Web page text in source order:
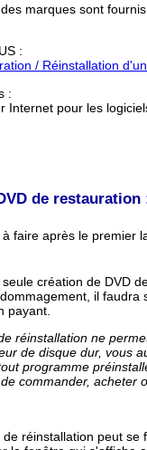
marques sont
:
/ Réinstallation
:
Internet pour les
de restauration
faire après le premier
création de DVD
il
payant.
réinstallation ne
de disque dur, vous
programme
commander, acheter
réinstallation peut se